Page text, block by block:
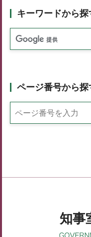
キーワードから探
ページ番号から探
知事